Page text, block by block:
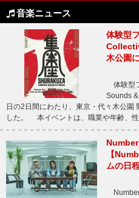
音楽ニュース
体験型
木公園
体験型
Sounds
日の2日間にわたり、東京・代々木公園
した。 本イベントは、職業や年齢、
【
ムの日